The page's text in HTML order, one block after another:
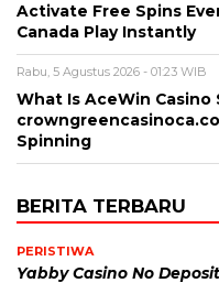
Activate Free Spins
Canada Play Instantly
Rabu, 5 Agustus 2026 - 01:23 WIB
What Is AceWin Casino
Spinning
BERITA TERBARU
PERISTIWA
Yabby Casino No